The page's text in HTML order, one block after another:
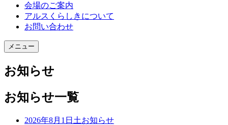
会場のご案内
アルスくらしきについて
お問い合わせ
メニュー
お知らせ
お知らせ一覧
2026年8月1日 土お知らせ